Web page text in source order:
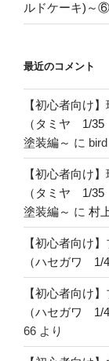
ルドケーキ)～
最近のコメント
【初心者向け
（タミヤ 1/
塗装編～ に bird
【初心者向け
（タミヤ 1/
塗装編～ に 村
【初心者向け
（ハセガワ 1/
【初心者向け
（ハセガワ 1/
66 より